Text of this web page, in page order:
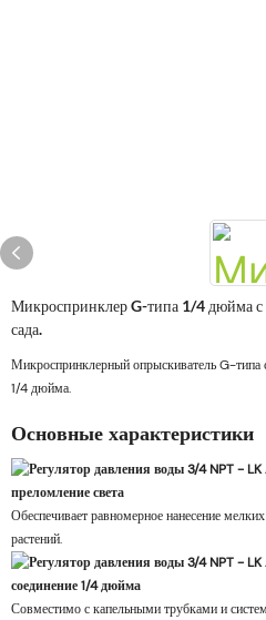
Микроспринклер G-типа 1/4 дюйма
сада.
Микроспринклерный опрыскиватель G-типа
1/4 дюйма.
Основные характеристики
преломление света
Обеспечивает равномерное нанесение
растений.
соединение 1/4 дюйма
Совместимо с капельными трубками и